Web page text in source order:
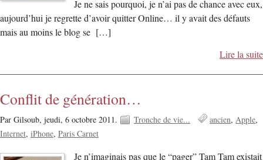
Je ne sais pourquoi, je n’ai pas de chance avec eux,
aujourd’hui je regrette d’avoir quitter Online… il y avait des défauts
mais au moins le blog se […]
Lire la suite
Conflit de génération…
Par Gilsoub, jeudi, 6 octobre 2011. Tronche de vie... ancien Apple
Internet iPhone Paris Carnet
Je n’imaginais pas que le “pager” Tam Tam existait